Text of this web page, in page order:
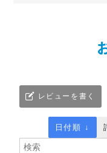
レビューを書く
日付順 ↓